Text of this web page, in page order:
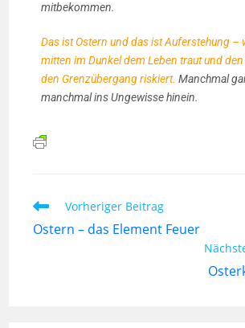
mitbekommen.
Das ist Ostern und das ist Auferstehung –
mitten im Dunkel dem Leben traut und
den Grenzübergang riskiert. Manchmal
manchmal ins Ungewisse hinein.
Vorheriger Beitrag
Ostern – das Element Feuer